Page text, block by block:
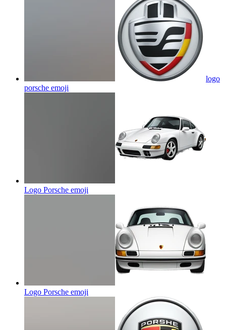
logo
porsche emoji
Logo Porsche emoji
Logo Porsche emoji